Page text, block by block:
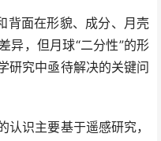
面在形貌、成分、月壳
异，但月球“二分性”的形
研究中亟待解决的关键问
识主要基于遥感研究，